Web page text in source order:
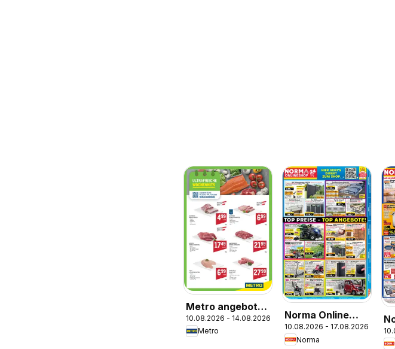
Metro angebote
Ultrafrische
Wochenhits
10.08.2026 - 14.08.2026
Metro
Norma Online
shop
10.08.2026 - 17.08.2026
Norma